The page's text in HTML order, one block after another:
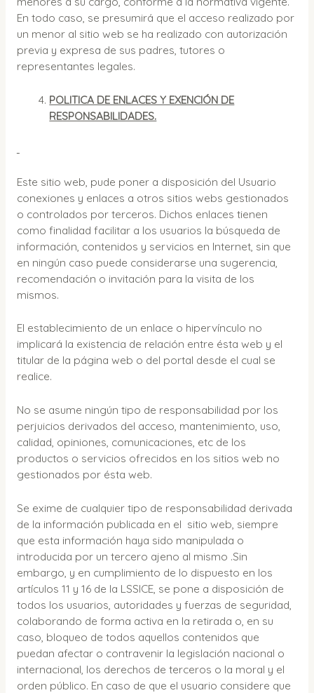
En todo caso, se presumirá que el acceso realizado por
un menor al sitio web se ha realizado con autorización
previa y expresa de sus padres, tutores o
representantes legales.
POLITICA DE ENLACES Y EXENCIÓN DE
RESPONSABILIDADES.
Este sitio web, pude poner a disposición del Usuario
conexiones y enlaces a otros sitios webs gestionados
o controlados por terceros. Dichos enlaces tienen
como finalidad facilitar a los usuarios la búsqueda de
información, contenidos y servicios en Internet, sin que
en ningún caso puede considerarse una sugerencia,
recomendación o invitación para la visita de los
mismos.
El establecimiento de un enlace o hipervínculo no
implicará la existencia de relación entre ésta web y el
titular de la página web o del portal desde el cual se
realice.
No se asume ningún tipo de responsabilidad por los
perjuicios derivados del acceso, mantenimiento, uso,
calidad, opiniones, comunicaciones, etc de los
productos o servicios ofrecidos en los sitios web no
gestionados por ésta web.
Se exime de cualquier tipo de responsabilidad derivada
de la información publicada en el sitio web, siempre
que esta información haya sido manipulada o
introducida por un tercero ajeno al mismo .Sin
embargo, y en cumplimiento de lo dispuesto en los
artículos 11 y 16 de la LSSICE, se pone a disposición de
todos los usuarios, autoridades y fuerzas de seguridad,
colaborando de forma activa en la retirada o, en su
caso, bloqueo de todos aquellos contenidos que
puedan afectar o contravenir la legislación nacional o
internacional, los derechos de terceros o la moral y el
orden público. En caso de que el usuario considere que